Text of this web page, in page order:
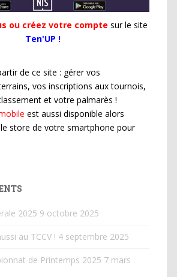
ou créez votre compte sur le site
Ten'UP !
de ce site : gérer vos
vos inscriptions aux tournois,
et votre palmarès !
est aussi disponible alors
store de votre smartphone pour
2025 9 octobre 2025
au TCCV ! 4 septembre 2025
de Printemps 2025 7 mars